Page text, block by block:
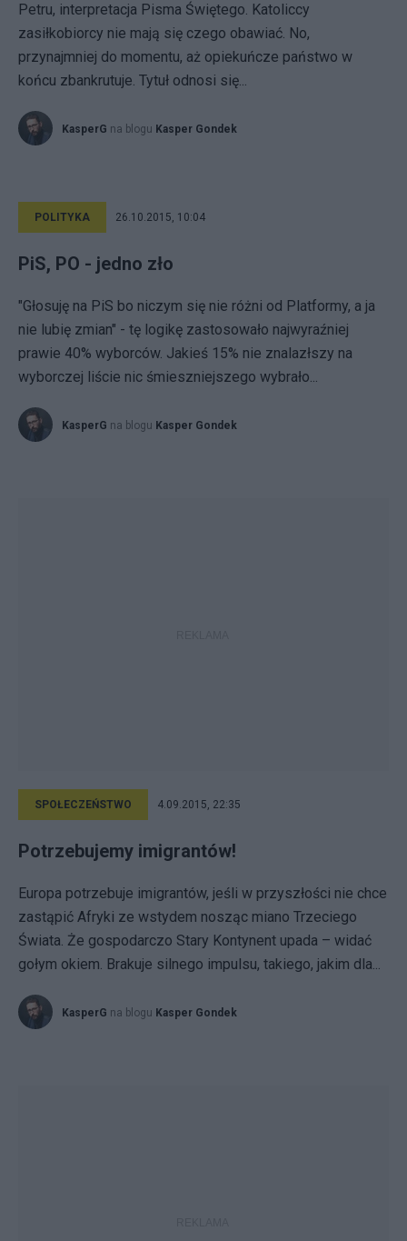
Petru, interpretacja Pisma Świętego. Katoliccy
zasiłkobiorcy nie mają się czego obawiać. No,
przynajmniej do momentu, aż opiekuńcze państwo w
końcu zbankrutuje. Tytuł odnosi się...
KasperG na blogu Kasper Gondek
POLITYKA 26.10.2015, 10:04
PiS, PO - jedno zło
"Głosuję na PiS bo niczym się nie różni od Platformy, a ja
nie lubię zmian" - tę logikę zastosowało najwyraźniej
prawie 40% wyborców. Jakieś 15% nie znalazłszy na
wyborczej liście nic śmieszniejszego wybrało...
KasperG na blogu Kasper Gondek
SPOŁECZEŃSTWO 4.09.2015, 22:35
Potrzebujemy imigrantów!
Europa potrzebuje imigrantów, jeśli w przyszłości nie chce
zastąpić Afryki ze wstydem nosząc miano Trzeciego
Świata. Że gospodarczo Stary Kontynent upada – widać
gołym okiem. Brakuje silnego impulsu, takiego, jakim dla...
KasperG na blogu Kasper Gondek